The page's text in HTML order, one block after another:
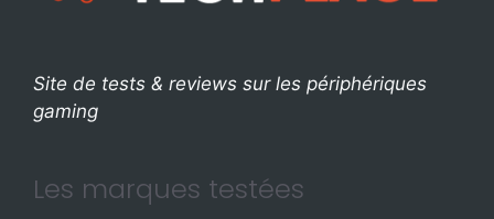
Site de tests & reviews sur les périphériques
gaming
Les marques testées